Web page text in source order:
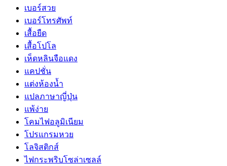
เบอร์สวย
เบอร์โทรศัพท์
เสื้อยืด
เสื้อโปโล
เห็ดหลินจือแดง
แคปชั่น
แต่งห้องน้ำ
แปลภาษาญี่ปุ่น
แพ้ง่าย
โคมไฟอลูมิเนียม
โปรแกรมหวย
โลจิสติกส์
ไฟกระพริบโซล่าเซลล์